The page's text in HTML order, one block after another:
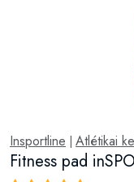
Insportline Atlétikai
Fitness pad